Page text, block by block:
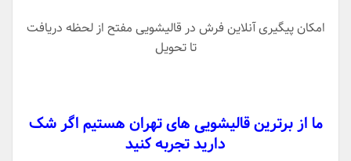
امکان پیگیری آنلاین فرش در قالیشویی مفتح از لحظه دریافت
تا تحویل
ما از برترین قالیشویی های تهران هستیم اگر شک
دارید تجربه کنید